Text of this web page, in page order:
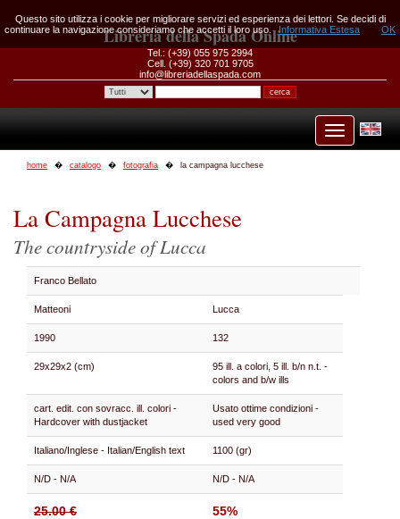
Libreria della Spada Online
Tel.: (+39) 055 975 2994
Cell. (+39) 320 701 9705
info@libreriadellaspada.com
home catalogo fotografia la campagna lucchese
La Campagna Lucchese
The countryside of Lucca
Franco Bellato
Matteoni Lucca
1990 132
29x29x2 (cm)
95 ill. a colori, 5 ill. b/n n.t. -
colors and b/w ills
cart. edit. con sovracc. ill. colori -
Hardcover with dustjacket
Usato ottime condizioni -
used very good
Italiano/Inglese - Italian/English text 1100 (gr)
N/D - N/A N/D - N/A
25.00 € 55%
Questo sito utilizza i cookie per migliorare servizi ed esperienza dei lettori. Se decidi di
continuare la navigazione consideriamo che accetti il loro uso.
Informativa Estesa OK